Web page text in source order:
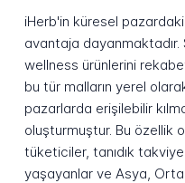
iHerb'in küresel
avantaja dayanmaktadır.
wellness ürünlerini
bu tür malların yerel
pazarlarda erişilebilir
oluşturmuştur. Bu özellik
tüketiciler, tanıdık takviye
yaşayanlar ve Asya,